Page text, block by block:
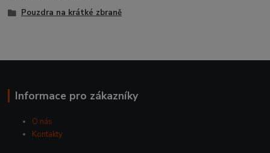
Pouzdra na krátké zbraně
Informace pro zákazníky
O nás
Kontakty